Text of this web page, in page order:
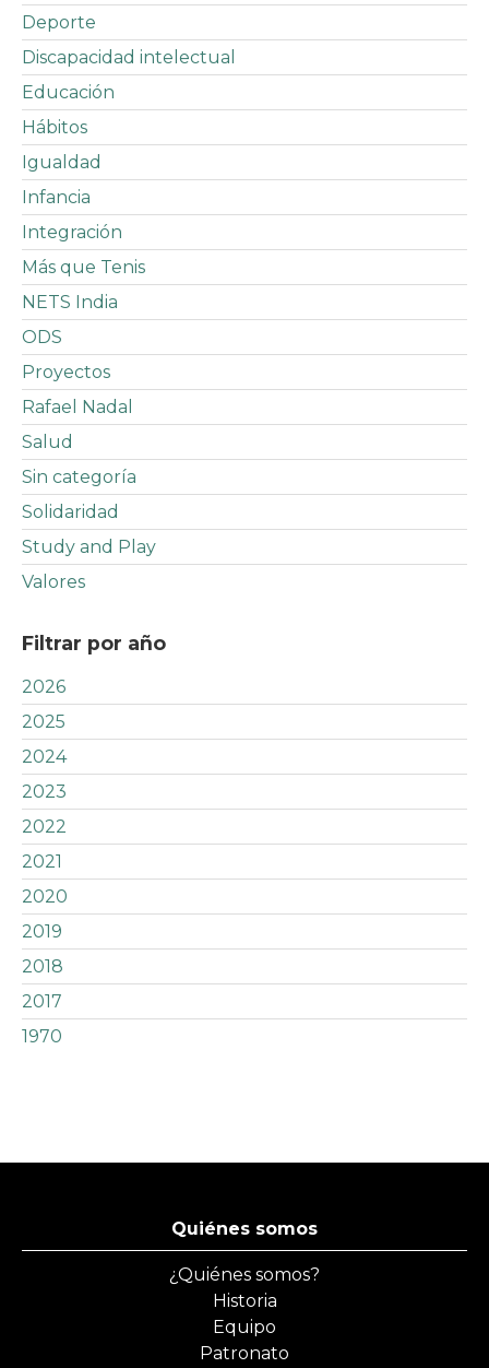
Deporte
Discapacidad intelectual
Educación
Hábitos
Igualdad
Infancia
Integración
Más que Tenis
NETS India
ODS
Proyectos
Rafael Nadal
Salud
Sin categoría
Solidaridad
Study and Play
Valores
Filtrar por año
2026
2025
2024
2023
2022
2021
2020
2019
2018
2017
1970
Quiénes somos
¿Quiénes somos?
Historia
Equipo
Patronato